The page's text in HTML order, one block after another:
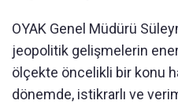
OYAK Genel Müdürü
jeopolitik gelişmelerin
ölçekte öncelikli bir konu
dönemde, istikrarlı ve